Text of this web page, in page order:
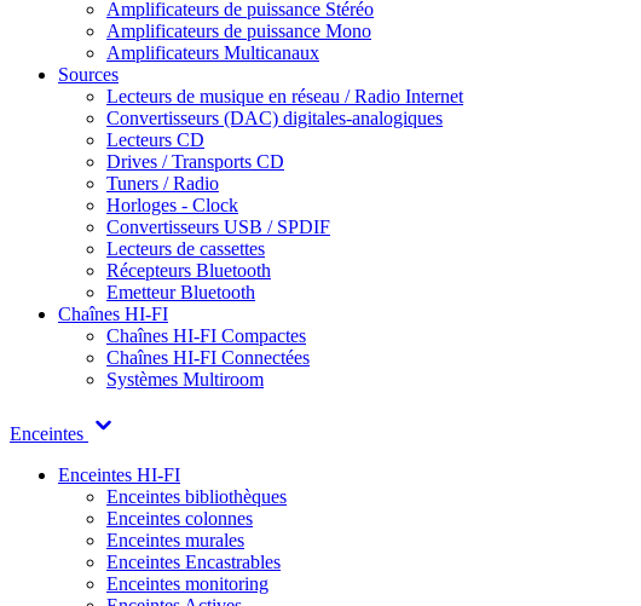
Amplificateurs de puissance Stéréo
Amplificateurs de puissance Mono
Amplificateurs Multicanaux
Sources
Lecteurs de musique en réseau / Radio Internet
Convertisseurs (DAC) digitales-analogiques
Lecteurs CD
Drives / Transports CD
Tuners / Radio
Horloges - Clock
Convertisseurs USB / SPDIF
Lecteurs de cassettes
Récepteurs Bluetooth
Emetteur Bluetooth
Chaînes HI-FI
Chaînes HI-FI Compactes
Chaînes HI-FI Connectées
Systèmes Multiroom
Enceintes
Enceintes HI-FI
Enceintes bibliothèques
Enceintes colonnes
Enceintes murales
Enceintes Encastrables
Enceintes monitoring